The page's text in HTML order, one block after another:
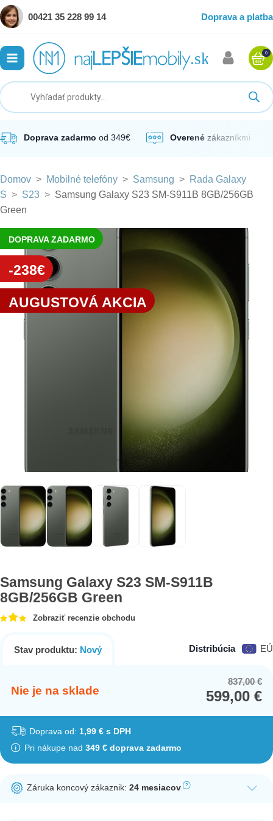
00421 35 228 99 14 Doprava a platba
0
Doprava zadarmo od 349€ Overené zákazníkmi
Domov > Mobilné telefóny > Samsung > Rada Galaxy
S > S23 > Samsung Galaxy S23 SM-S911B 8GB/256GB
Green
DOPRAVA ZADARMO
-238€
AUGUSTOVÁ AKCIA
Samsung Galaxy S23 SM-S911B
8GB/256GB Green
Zobraziť recenzie obchodu
Stav produktu: Nový Distribúcia EÚ
Nie je na sklade
837,00€
599,00€
Doprava od: 1,99 € s DPH
Pri nákupe nad 349 € doprava zadarmo
Záruka koncový zákaznik:24 mesiacov